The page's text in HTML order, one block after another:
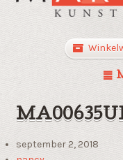
september 2, 2018